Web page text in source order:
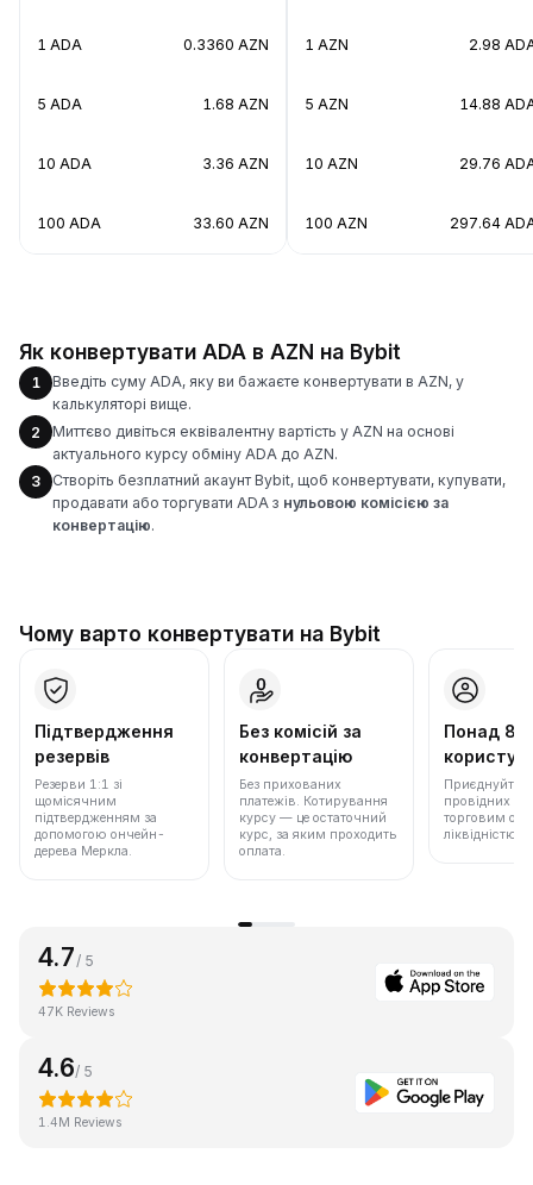
1 ADA 0.3360 AZN
5 ADA 1.68 AZN
10 ADA 3.36 AZN
100 ADA 33.60 AZN
1 AZN 2.98
5 AZN 14.88
10 AZN 29.76
100 AZN 297.64
Як конвертувати ADA в AZN на Bybit
1
Введіть суму ADA, яку ви бажаєте конвертувати в AZN, у
калькуляторі вище.
2
Миттєво дивіться еквівалентну вартість у AZN на основі
актуального курсу обміну ADA до AZN.
3
Створіть безплатний акаунт Bybit, щоб конвертувати, купувати,
продавати або торгувати ADA з нульовою комісією за
конвертацію.
Чому варто конвертувати на Bybit
Підтвердження
резервів
Резерви 1:1 зі
щомісячним
підтвердженням за
допомогою ончейн-
дерева Меркла.
Без комісій за
конвертацію
Без прихованих
платежів. Котирування
курсу — це остаточний
курс, за яким проходить
оплата.
Понад 86
Приєднуйтеся
провідних
торговим
ліквідністю.
4.7/ 5
47K Reviews
4.6/ 5
1.4M Reviews